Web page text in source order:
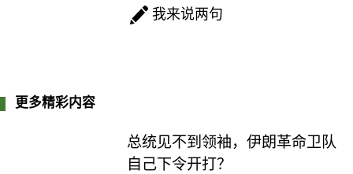
我来说两句
更多精彩内容
总统见不到领袖，伊朗革命卫队
自己下令开打？